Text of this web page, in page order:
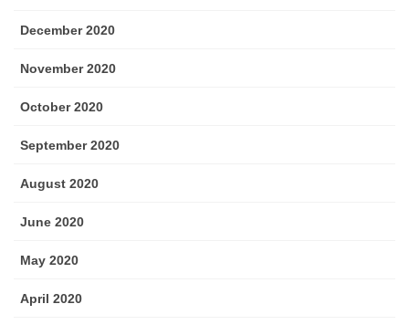
December 2020
November 2020
October 2020
September 2020
August 2020
June 2020
May 2020
April 2020